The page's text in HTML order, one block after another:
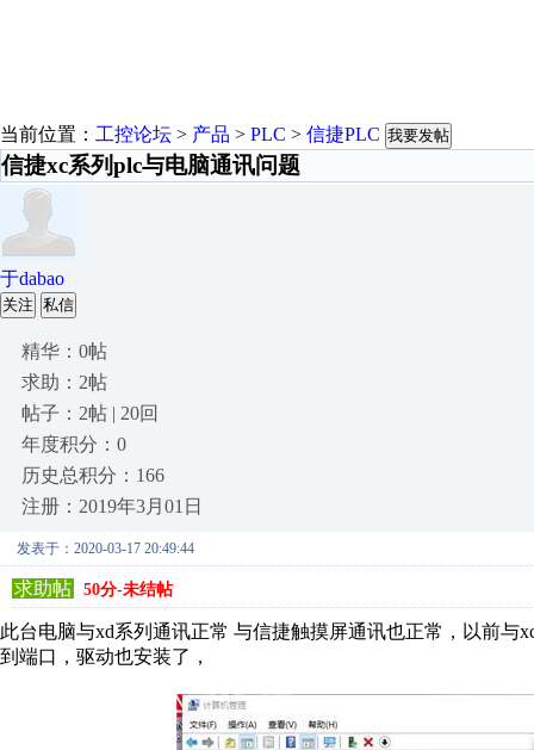
当前位置： 工控论坛 > 产品 > PLC > 信捷PLC 我要发帖
信捷xc系列plc与电脑通讯问题
于dabao
关注 私信
精华：0帖
求助：2帖
帖子：2帖 | 20回
年度积分：0
历史总积分：166
注册：2019年3月01日
发表于：2020-03-17 20:49:44
求助帖 50分-未结帖
此台电脑与xd系列通讯正常 与信捷触摸屏通讯也正常，以前
到端口，驱动也安装了，